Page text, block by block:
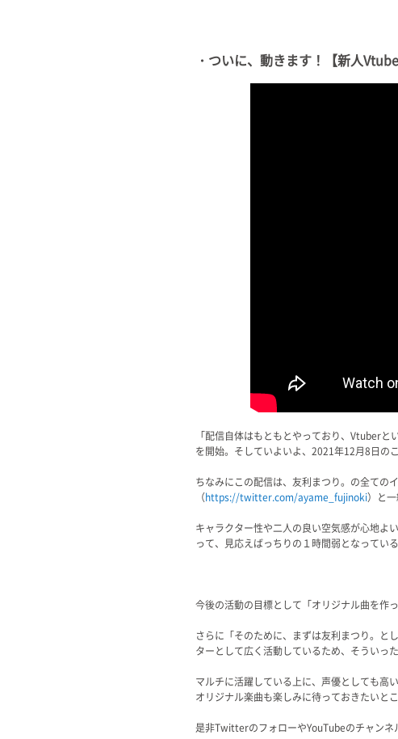
・ついに、動きます！【新人
「配信自体はもともとやっており、Vtuber
を開始。そしていよいよ、2021年12月8日の
ちなみにこの配信は、友利まつり。の全ての
（https://twitter.com/ayame_fujinoki）と一
キャラクター性や二人の良い空気感が心地よ
って、見応えばっちりの１時間弱となっている
今後の活動の目標として「オリジナル曲を作
さらに「そのために、まずは友利まつり。と
ターとして広く活動しているため、そういっ
マルチに活躍している上に、声優としても高
オリジナル楽曲も楽しみに待っておきたいとこ
是非TwitterのフォローやYouTubeのチャンネ